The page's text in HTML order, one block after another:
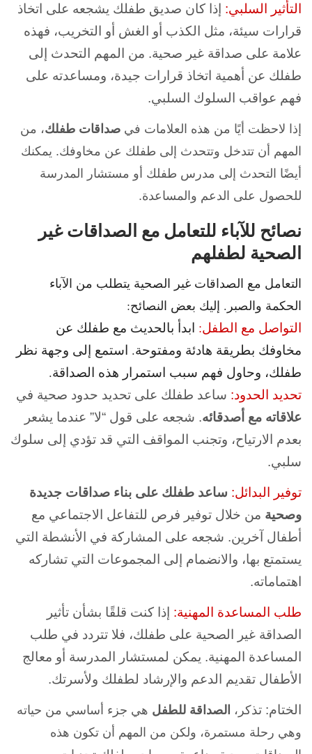
التأثير السلبي: إذا كان صديق طفلك يشجعه على اتخاذ
قرارات سيئة، مثل الكذب أو الغش أو التخريب، فهذه
علامة على صداقة غير صحية. من المهم التحدث إلى
طفلك عن أهمية اتخاذ قرارات جيدة، ومساعدته على
فهم عواقب السلوك السلبي.
إذا لاحظت أيًا من هذه العلامات في صداقات طفلك، من
المهم أن تتدخل وتتحدث إلى طفلك عن مخاوفك. يمكنك
أيضًا التحدث إلى مدرس طفلك أو مستشار المدرسة
للحصول على الدعم والمساعدة.
نصائح للآباء للتعامل مع الصداقات غير
الصحية لطفلهم
التعامل مع الصداقات غير الصحية يتطلب من الآباء
الحكمة والصبر. إليك بعض النصائح:
التواصل مع الطفل: ابدأ بالحديث مع طفلك عن
مخاوفك بطريقة هادئة ومفتوحة. استمع إلى وجهة نظر
طفلك، وحاول فهم سبب استمرار هذه الصداقة.
تحديد الحدود: ساعد طفلك على تحديد حدود صحية في
علاقاته مع أصدقائه. شجعه على قول “لا” عندما يشعر
بعدم الارتياح، وتجنب المواقف التي قد تؤدي إلى سلوك
سلبي.
توفير البدائل: ساعد طفلك على بناء صداقات جديدة
وصحية من خلال توفير فرص للتفاعل الاجتماعي مع
أطفال آخرين. شجعه على المشاركة في الأنشطة التي
يستمتع بها، والانضمام إلى المجموعات التي تشاركه
اهتماماته.
طلب المساعدة المهنية: إذا كنت قلقًا بشأن تأثير
الصداقة غير الصحية على طفلك، فلا تتردد في طلب
المساعدة المهنية. يمكن لمستشار المدرسة أو معالج
الأطفال تقديم الدعم والإرشاد لطفلك ولأسرتك.
الختام: تذكر، الصداقة للطفل هي جزء أساسي من حياته
وهي رحلة مستمرة، ولكن من المهم أن تكون هذه